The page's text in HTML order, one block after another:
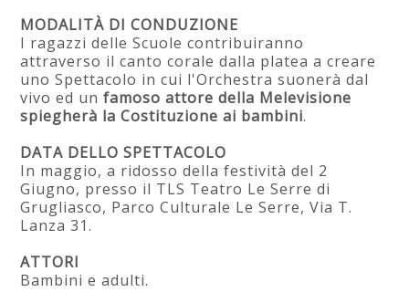
MODALITÀ DI CONDUZIONE
I ragazzi delle Scuole contribuiranno
attraverso il canto corale dalla platea a creare
uno Spettacolo in cui l'Orchestra suonerà dal
vivo ed un famoso attore della Melevisione
spiegherà la Costituzione ai bambini.
DATA DELLO SPETTACOLO
In maggio, a ridosso della festività del 2
Giugno, presso il TLS Teatro Le Serre di
Grugliasco, Parco Culturale Le Serre, Via T.
Lanza 31.
ATTORI
Bambini e adulti.